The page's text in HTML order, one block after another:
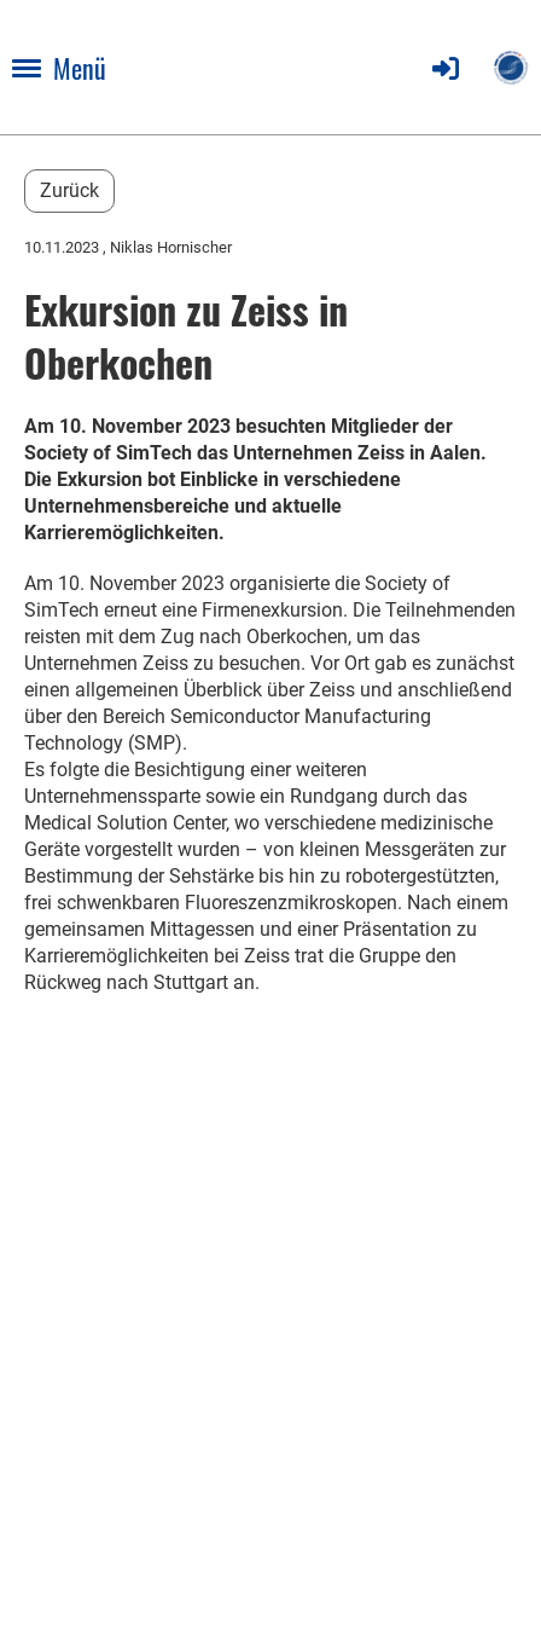
Menü
Zurück
10.11.2023 , Niklas Hornischer
Exkursion zu Zeiss in
Oberkochen
Am 10. November 2023 besuchten Mitglieder der
Society of SimTech das Unternehmen Zeiss in Aalen.
Die Exkursion bot Einblicke in verschiedene
Unternehmensbereiche und aktuelle
Karrieremöglichkeiten.
Am 10. November 2023 organisierte die Society of
SimTech erneut eine Firmenexkursion. Die Teilnehmenden
reisten mit dem Zug nach Oberkochen, um das
Unternehmen Zeiss zu besuchen. Vor Ort gab es zunächst
einen allgemeinen Überblick über Zeiss und anschließend
über den Bereich Semiconductor Manufacturing
Technology (SMP).
Es folgte die Besichtigung einer weiteren
Unternehmenssparte sowie ein Rundgang durch das
Medical Solution Center, wo verschiedene medizinische
Geräte vorgestellt wurden – von kleinen Messgeräten zur
Bestimmung der Sehstärke bis hin zu robotergestützten,
frei schwenkbaren Fluoreszenzmikroskopen. Nach einem
gemeinsamen Mittagessen und einer Präsentation zu
Karrieremöglichkeiten bei Zeiss trat die Gruppe den
Rückweg nach Stuttgart an.